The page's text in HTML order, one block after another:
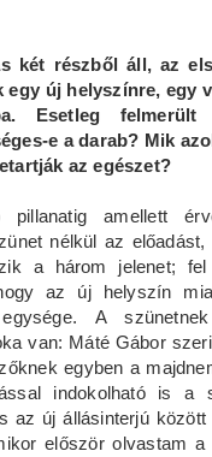
két részből áll, az
egy új helyszínre, egy
Esetleg felmerült
e a darab? Mik
az egészet?
pillanatig amellett
nélkül az előadást,
a három jelenet;
az új helyszín
A
van: Máté Gábor
egyben a
indokolható is a
az új állásinterjú között
először olvastam a